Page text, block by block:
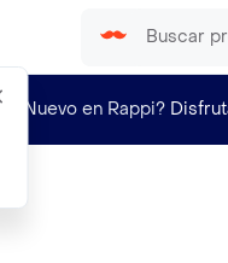
¿Nuevo en Rappi?